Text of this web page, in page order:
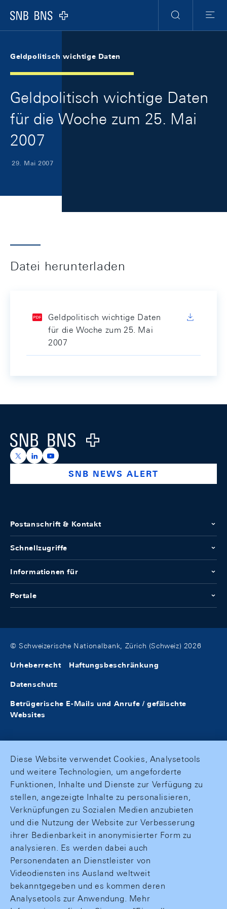
Logo
Suche
Menu
Geldpolitisch wichtige Daten
Geldpolitisch wichtige Daten
für die Woche zum 25. Mai
2007
29. Mai 2007
Datei herunterladen
Geldpolitisch wichtige Daten
für die Woche zum 25. Mai
2007
Logo
https://x.com/snb_bns
https://ch.linkedin.com/company/swiss-national-
https://www.youtube.com/@swissnationalbank
SNB NEWS ALERT
Postanschrift & Kontakt
Schnellzugriffe
Informationen für
Portale
© Schweizerische Nationalbank, Zürich (Schweiz) 2026
Urheberrecht Haftungsbeschränkung
Datenschutz
Betrügerische E-Mails und Anrufe / gefälschte
Websites
Diese Website verwendet Cookies, Analysetools
und weitere Technologien, um angeforderte
Funktionen, Inhalte und Dienste zur Verfügung zu
stellen, angezeigte Inhalte zu personalisieren,
Verknüpfungen zu Sozialen Medien anzubieten
und die Nutzung der Website zur Verbesserung
ihrer Bedienbarkeit in anonymisierter Form zu
analysieren. Es werden dabei auch
Personendaten an Dienstleister von
Videodiensten ins Ausland weltweit
bekanntgegeben und es kommen deren
Analysetools zur Anwendung. Mehr